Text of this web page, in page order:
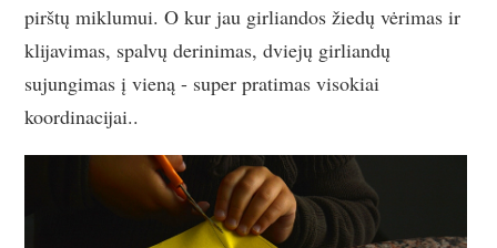
pirštų miklumui. O kur jau girliandos žiedų vėrimas ir
klijavimas, spalvų derinimas, dviejų girliandų
sujungimas į vieną - super pratimas visokiai
koordinacijai..